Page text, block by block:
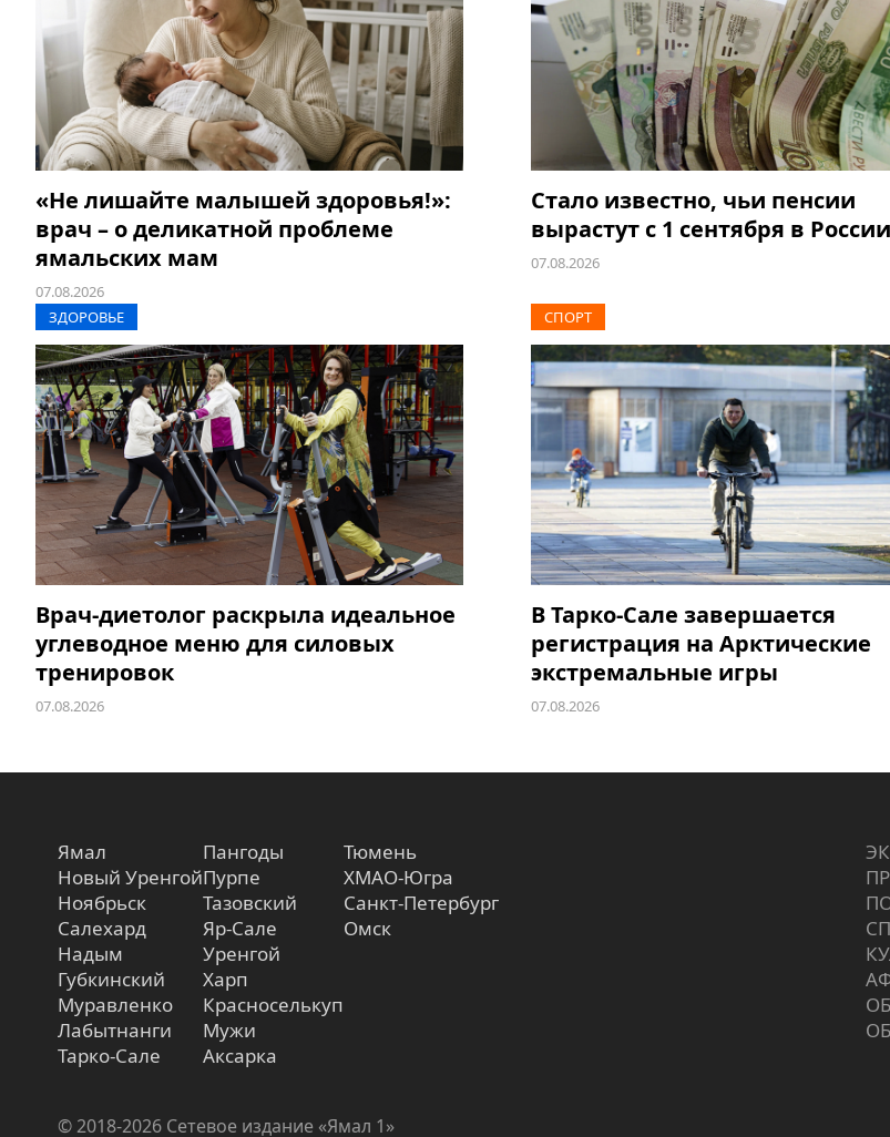
«Не лишайте малышей здоровья!»:
врач – о деликатной проблеме
ямальских мам
07.08.2026
Стало известно, чьи пенсии
вырастут с 1 сентября в России
07.08.2026
ЗДОРОВЬЕ
Врач-диетолог раскрыла идеальное
углеводное меню для силовых
тренировок
07.08.2026
СПОРТ
В Тарко-Сале завершается
регистрация на Арктические
экстремальные игры
07.08.2026
Ямал
Новый Уренгой
Ноябрьск
Салехард
Надым
Губкинский
Муравленко
Лабытнанги
Тарко-Сале
Пангоды
Пурпе
Тазовский
Яр-Сале
Уренгой
Харп
Красноселькуп
Мужи
Аксарка
Тюмень
ХМАО-Югра
Санкт-Петербург
Омск
© 2018-2026 Сетевое издание «Ямал 1»